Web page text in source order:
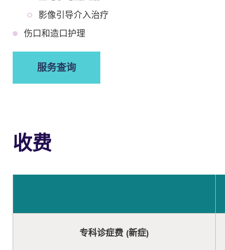
影像引导介入治疗
伤口和造口护理
服务查询
收费
专科诊症费 (新症)